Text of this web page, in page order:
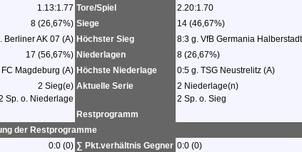
1.13:1.77 Tore/Spiel
2.20:1.70
8 (26,67%) Siege
14 (46,67%)
Berliner AK 07 (A) Höchster Sieg
8:3 g. VfB Germania
17 (56,67%) Niederlagen
8 (26,67%)
Magdeburg (A) Höchste Niederlage
0:5 g. TSG Neustrelitz (A)
2 Sieg(e)
Sp. o. Niederlage
Aktuelle Serie
2 Niederlage(n)
2 Sp. o. Sieg
Restprogramm
der Restprogramme
0:0 (0) ∑ Pkt.verhältnis Gegner 0:0 (0)